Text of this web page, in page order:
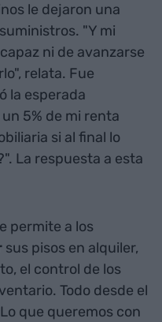
le dejaron una
"Y mi
ni de avanzarse
relata. Fue
la esperada
5% de mi renta
si al final lo
La respuesta a esta
permite a los
sus pisos en alquiler,
el control de los
Todo desde el
que queremos con